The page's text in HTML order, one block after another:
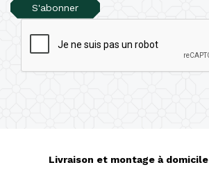
S'abonner
Livraison et montage à domicile